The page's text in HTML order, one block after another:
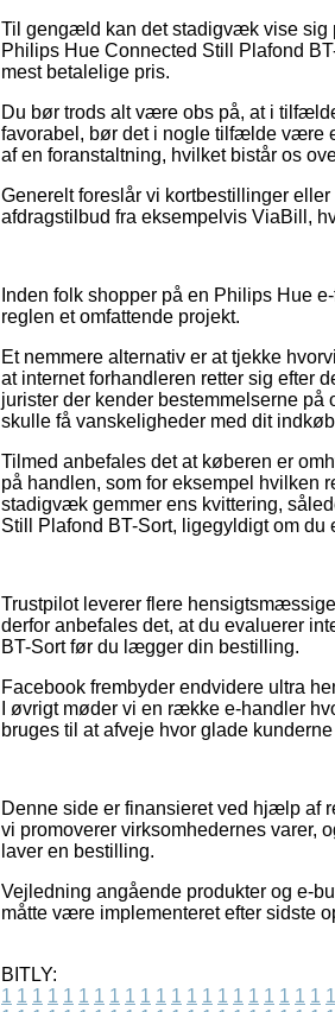
Til gengæld kan det stadigvæk vise sig
Philips Hue Connected Still Plafond
mest betalelige pris.
Du bør trods alt være obs på, at i
favorabel, bør det i nogle tilfælde være
af en foranstaltning, hvilket bistår os
Generelt foreslår vi kortbestillinger
afdragstilbud fra eksempelvis ViaBill,
Inden folk shopper på en Philips Hue
reglen et omfattende projekt.
Et nemmere alternativ er at tjekke
at internet forhandleren retter sig efter
jurister der kender bestemmelserne
skulle få vanskeligheder med dit
Tilmed anbefales det at køberen er
på handlen, som for eksempel hvilken
stadigvæk gemmer ens kvittering,
Still Plafond BT-Sort, ligegyldigt om
Trustpilot leverer flere
derfor anbefales det, at du evaluerer
BT-Sort før du lægger din bestilling.
Facebook frembyder endvidere ultra
I øvrigt møder vi en række e-handler
bruges til at afveje hvor glade kunderne
Denne side er finansieret ved hjælp af
vi promoverer virksomhedernes varer,
laver en bestilling.
Vejledning angående produkter og e-
måtte være implementeret efter sidste
BITLY:
1 1 1 1 1 1 1 1 1 1 1 1 1 1 1 1 1 1 1 1 1 1